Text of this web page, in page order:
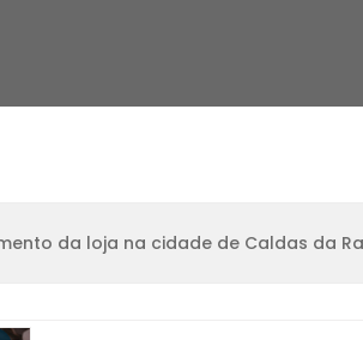
da loja na cidade de Caldas da